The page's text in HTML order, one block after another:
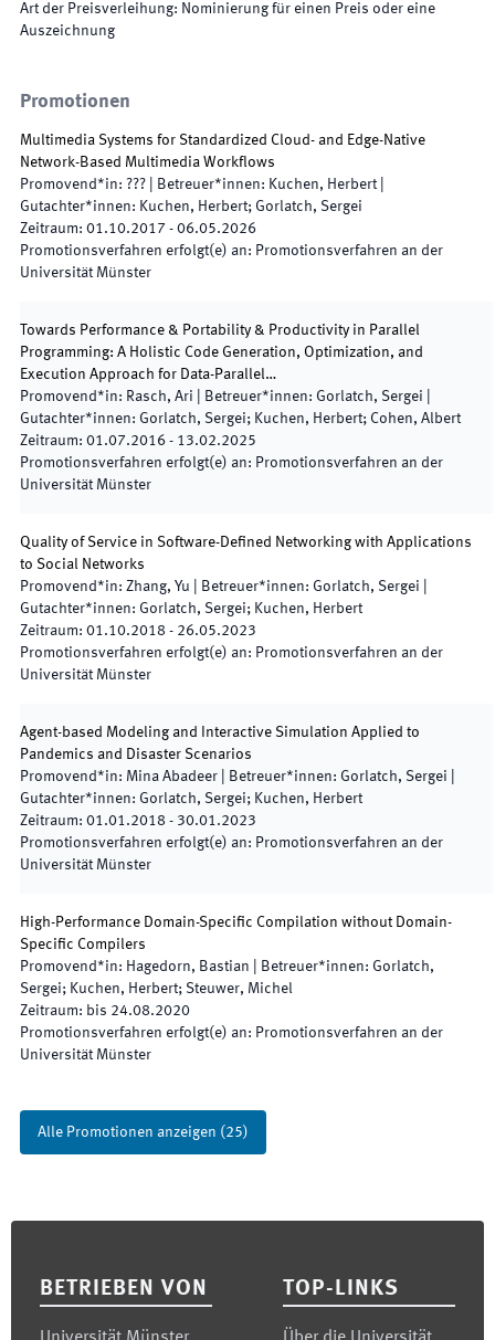
Art der Preisverleihung: Nominierung für einen Preis oder eine
Auszeichnung
Promotionen
Multimedia Systems for Standardized Cloud- and Edge-Native
Network-Based Multimedia Workflows
Promovend*in: ??? Betreuer*innen: Kuchen, Herbert
Gutachter*innen: Kuchen, Herbert; Gorlatch, Sergei
Zeitraum: 01.10.2017 - 06.05.2026
Promotionsverfahren erfolgt(e) an: Promotionsverfahren an der
Universität Münster
Towards Performance & Portability & Productivity in Parallel
Programming: A Holistic Code Generation, Optimization, and
Execution Approach for Data-Parallel…
Promovend*in: Rasch, Ari Betreuer*innen: Gorlatch, Sergei
Gutachter*innen: Gorlatch, Sergei; Kuchen, Herbert; Cohen, Albert
Zeitraum: 01.07.2016 - 13.02.2025
Promotionsverfahren erfolgt(e) an: Promotionsverfahren an der
Universität Münster
Quality of Service in Software-Defined Networking with Applications
to Social Networks
Promovend*in: Zhang, Yu Betreuer*innen: Gorlatch, Sergei
Gutachter*innen: Gorlatch, Sergei; Kuchen, Herbert
Zeitraum: 01.10.2018 - 26.05.2023
Promotionsverfahren erfolgt(e) an: Promotionsverfahren an der
Universität Münster
Agent-based Modeling and Interactive Simulation Applied to
Pandemics and Disaster Scenarios
Promovend*in: Mina Abadeer Betreuer*innen: Gorlatch, Sergei
Gutachter*innen: Gorlatch, Sergei; Kuchen, Herbert
Zeitraum: 01.01.2018 - 30.01.2023
Promotionsverfahren erfolgt(e) an: Promotionsverfahren an der
Universität Münster
High-Performance Domain-Specific Compilation without Domain-
Specific Compilers
Promovend*in: Hagedorn, Bastian Betreuer*innen: Gorlatch,
Sergei; Kuchen, Herbert; Steuwer, Michel
Zeitraum: bis 24.08.2020
Promotionsverfahren erfolgt(e) an: Promotionsverfahren an der
Universität Münster
Alle Promotionen anzeigen (25)
BETRIEBEN VON TOP-LINKS